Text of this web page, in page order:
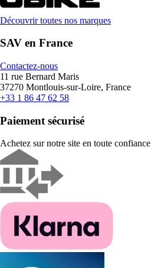
Découvrir toutes nos marques
SAV en France
Contactez-nous
11 rue Bernard Maris
37270 Montlouis-sur-Loire, France
+33 1 86 47 62 58
Paiement sécurisé
Achetez sur notre site en toute confiance